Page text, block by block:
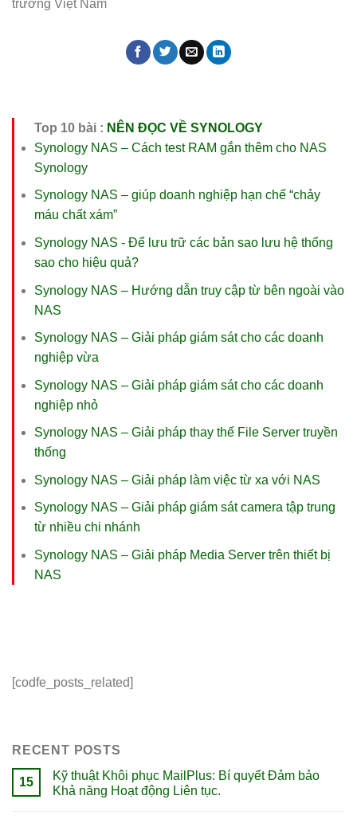
Top 10 bài : NÊN ĐỌC VỀ SYNOLOGY
Synology NAS – Cách test RAM gắn thêm cho NAS
Synology
Synology NAS – giúp doanh nghiệp hạn chế “chảy
máu chất xám”
Synology NAS - Để lưu trữ các bản sao lưu hệ thống
sao cho hiệu quả?
Synology NAS – Hướng dẫn truy cập từ bên ngoài vào
NAS
Synology NAS – Giải pháp giám sát cho các doanh
nghiệp vừa
Synology NAS – Giải pháp giám sát cho các doanh
nghiệp nhỏ
Synology NAS – Giải pháp thay thế File Server truyền
thống
Synology NAS – Giải pháp làm việc từ xa với NAS
Synology NAS – Giải pháp giám sát camera tập trung
từ nhiều chi nhánh
Synology NAS – Giải pháp Media Server trên thiết bị
NAS
[codfe_posts_related]
RECENT POSTS
15
Kỹ thuật Khôi phục MailPlus: Bí quyết Đảm bảo
Khả năng Hoạt động Liên tục.